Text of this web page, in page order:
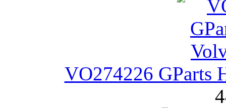
VO274226 GParts